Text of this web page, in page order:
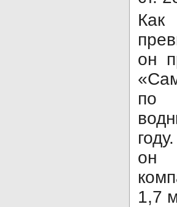
он
по
он
1,7